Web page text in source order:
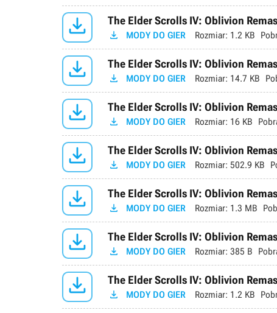
 The Elder Scrolls IV: Oblivion
 MODY DO GIER Rozmiar: 1.2 KB
 The Elder Scrolls IV: Oblivion
 MODY DO GIER Rozmiar: 14.7 KB
 The Elder Scrolls IV: Oblivion
 MODY DO GIER Rozmiar: 16 KB
 The Elder Scrolls IV: Oblivion
 MODY DO GIER Rozmiar: 502.9 KB
 The Elder Scrolls IV: Oblivion
 MODY DO GIER Rozmiar: 1.3 MB
 The Elder Scrolls IV: Oblivion
 MODY DO GIER Rozmiar: 385 B
 The Elder Scrolls IV: Oblivion
 MODY DO GIER Rozmiar: 1.2 KB